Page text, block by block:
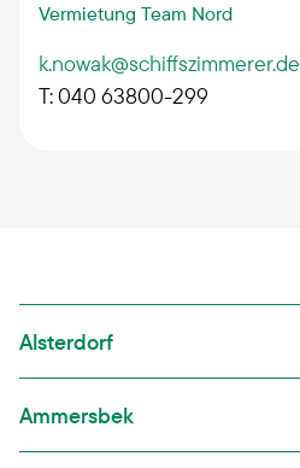
Vermietung Team Nord
k.nowak@schiffszimmerer.de
T: 040 63800-299
Alsterdorf
Ammersbek